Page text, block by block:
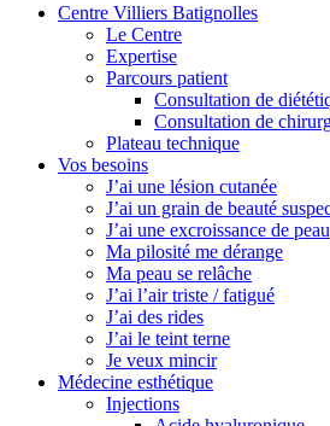
Centre Villiers Batignolles
Le Centre
Expertise
Parcours patient
Consultation de
Consultation de
Plateau technique
Vos besoins
J’ai une lésion cutanée
J’ai un grain de beauté
J’ai une excroissance de peau
Ma pilosité me dérange
Ma peau se relâche
J’ai l’air triste / fatigué
J’ai des rides
J’ai le teint terne
Je veux mincir
Médecine esthétique
Injections